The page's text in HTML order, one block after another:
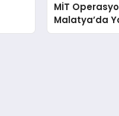
MİT
Malatya’da